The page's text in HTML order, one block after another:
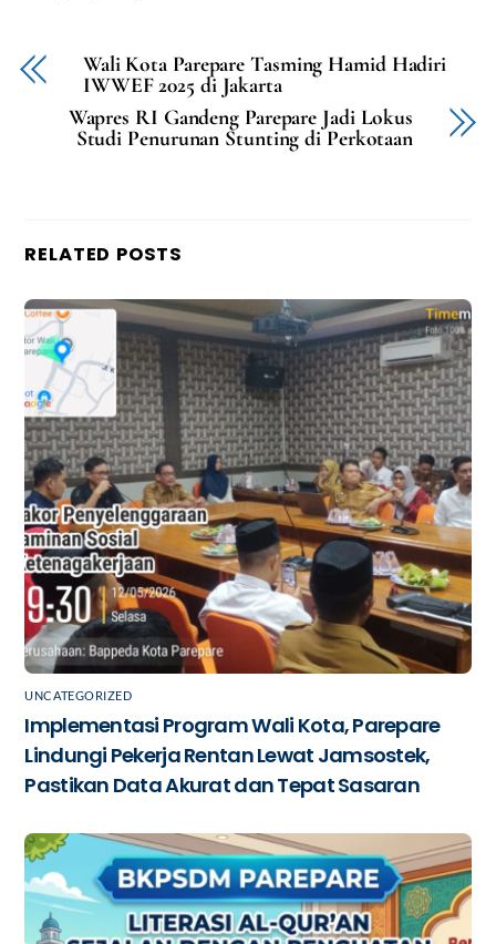
Wali Kota Parepare Tasming Hamid Hadiri
IWWEF 2025 di Jakarta
Wapres RI Gandeng Parepare Jadi Lokus
Studi Penurunan Stunting di Perkotaan
RELATED POSTS
UNCATEGORIZED
Implementasi Program Wali Kota, Parepare
Lindungi Pekerja Rentan Lewat Jamsostek,
Pastikan Data Akurat dan Tepat Sasaran